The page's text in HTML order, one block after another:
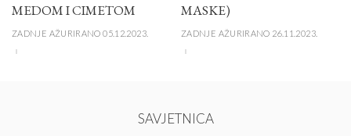
MEDOM I CIMETOM
ZADNJE AŽURIRANO 05.12.2023.
MASKE)
ZADNJE AŽURIRANO 26.11.2023.
SAVJETNICA